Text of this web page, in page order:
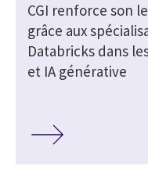
CGI renforce son
grâce aux
Databricks dans
et IA générative